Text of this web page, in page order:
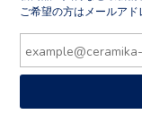
ご希望の方はメールアド